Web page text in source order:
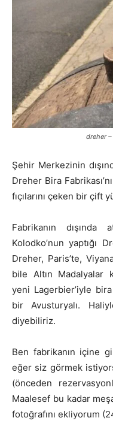
dreher –
Şehir Merkezinin
Dreher Bira
fıçılarını çeken bir çift
Fabrikanın
Kolodko’nun yaptığı
Dreher, Paris’te,
bile Altın Madalyalar
yeni Lagerbier’iyle
bir Avusturyalı.
diyebiliriz.
Ben fabrikanın içine
eğer siz görmek
(önceden
Maalesef bu kadar
fotoğrafını ekliyorum